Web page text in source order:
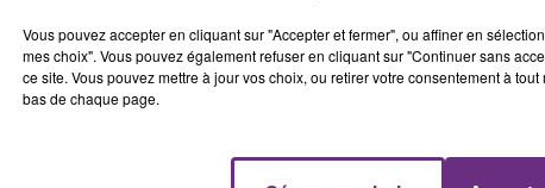
À
DE...
vendange
Vous pouvez accepter en cliquant sur "Accepter et fermer", ou affiner en
mes choix". Vous pouvez également refuser en cliquant sur "Continuer sans
ce site. Vous pouvez mettre à jour vos choix, ou retirer votre consentement à
bas de chaque page.